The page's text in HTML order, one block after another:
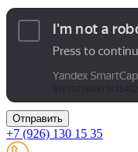
Отправить
+7 (926) 130 15 35